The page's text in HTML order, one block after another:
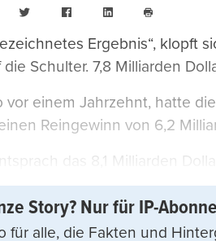
Twitter FacebookLinkedIn
drucken
Ergebnis“, klopft
die Schulter. 7,8 Milliarden
vor einem Jahrzehnt, hatte
Reingewinn von 6,2
das 8,1 Milliarden Dollar.
Story? Nur für IP-
für alle, die Fakten und